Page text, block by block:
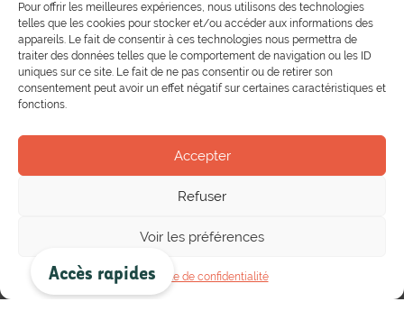
Pour offrir les meilleures expériences, nous utilisons des technologies
telles que les cookies pour stocker et/ou accéder aux informations des
appareils. Le fait de consentir à ces technologies nous permettra de
traiter des données telles que le comportement de navigation ou les ID
uniques sur ce site. Le fait de ne pas consentir ou de retirer son
consentement peut avoir un effet négatif sur certaines caractéristiques et
fonctions.
Accepter
Refuser
Voir les préférences
Politique de confidentialité
Accès rapides
Liens utiles
Nous contacter
Formations Pré-bac
Formations Post-bac
Toutes les formations en alternance
Partenariat
Mobilité européenne
Bourse de l’emploi
Entreprises
Vie au lycée
Le Centre de Documentation et d’Information
Instances et Associations lycéennes et étudiantes